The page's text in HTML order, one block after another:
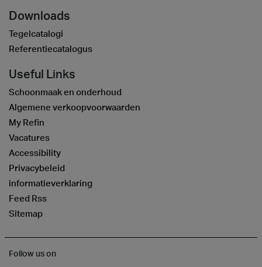
Downloads
Tegelcatalogi
Referentiecatalogus
Useful Links
Schoonmaak en onderhoud
Algemene verkoopvoorwaarden
My Refin
Vacatures
Accessibility
Privacybeleid
informatieverklaring
Feed Rss
Sitemap
Follow us on